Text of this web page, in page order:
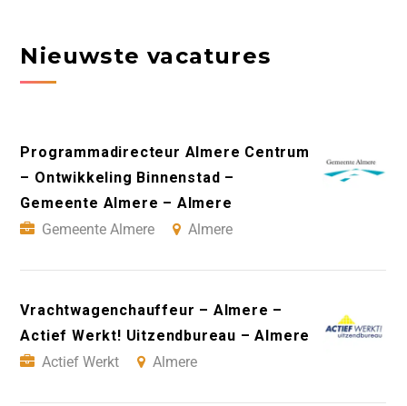
Nieuwste vacatures
Programmadirecteur Almere Centrum
– Ontwikkeling Binnenstad –
Gemeente Almere – Almere
Gemeente Almere
Almere
Vrachtwagenchauffeur – Almere –
Actief Werkt! Uitzendbureau – Almere
Actief Werkt
Almere